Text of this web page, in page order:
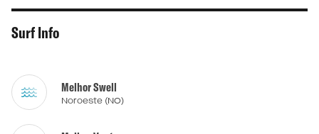
Surf Info
Melhor Swell
Noroeste (NO)